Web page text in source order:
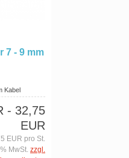
7 - 9 mm
Kabel
- 32,75
EUR
EUR pro St.
MwSt. zzgl.